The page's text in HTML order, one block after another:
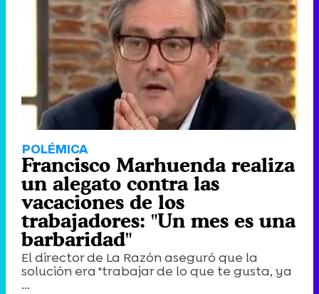
POLÉMICA
Francisco Marhuenda realiza
un alegato contra las
vacaciones de los
trabajadores: "Un mes es una
barbaridad"
El director de La Razón aseguró que la
solución era "trabajar de lo que te gusta, ya
...